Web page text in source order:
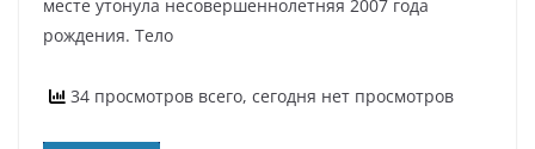
месте утонула несовершеннолетняя 2007 года
рождения. Тело
34 просмотров всего, сегодня нет просмотров